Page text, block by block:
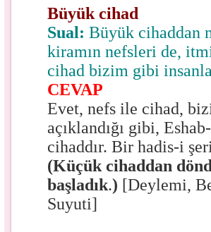
Büyük cihad
Sual: Büyük cihaddan
kiramın nefsleri de,
cihad bizim gibi
CEVAP
Evet, nefs ile cihad,
açıklandığı gibi,
cihaddır. Bir hadis-i
(Küçük cihaddan
başladık.) [Deylemi,
Suyuti]